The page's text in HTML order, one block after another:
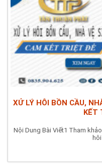
XỬ LÝ HÔI BỒN CẦU,
KẾT
Nội Dung Bài Viết1 Tham